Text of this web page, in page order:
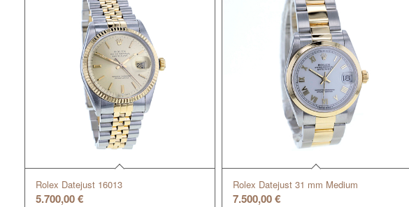
Rolex Datejust 16013
5.700,00€
Rolex Datejust 31 mm Medium
7.500,00€